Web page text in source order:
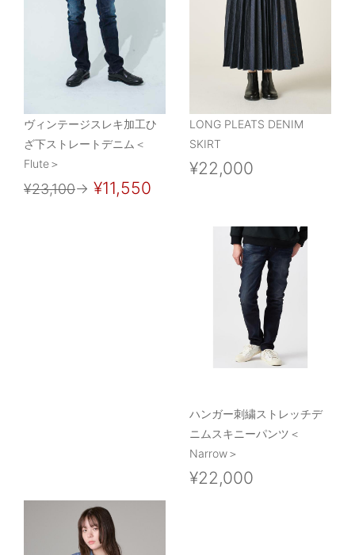
ヴィンテージスレキ加工ひ
ざ下ストレートデニム＜
Flute＞
¥23,100→ ¥11,550
LONG PLEATS DENIM
SKIRT
¥22,000
ハンガー刺繍ストレッチデ
ニムスキニーパンツ＜
Narrow＞
¥22,000